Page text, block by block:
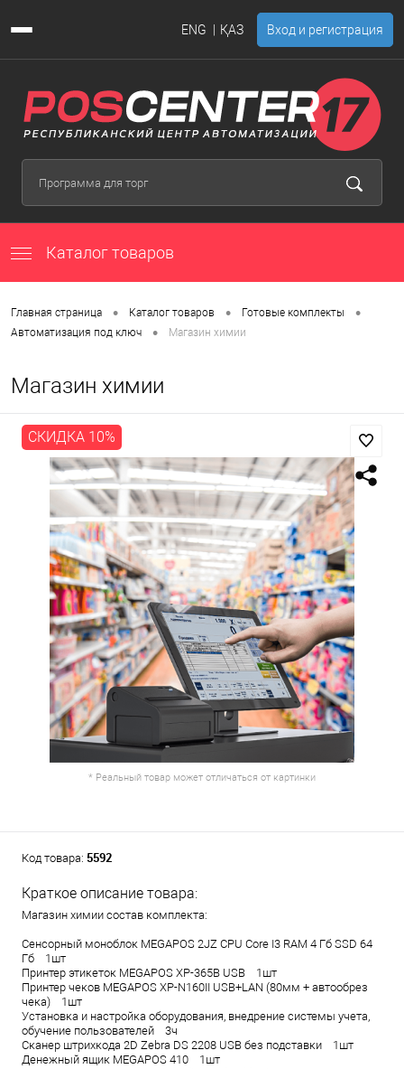
ENG ҚАЗ Вход и регистрация
Каталог товаров
Главная страница • Каталог товаров • Готовые комплекты •
Автоматизация под ключ • Магазин химии
Магазин химии
СКИДКА 10%
* Реальный товар может отличаться от картинки
Код товара: 5592
Краткое описание товара:
Магазин химии состав комплекта:
Сенсорный моноблок MEGAPOS 2JZ CPU Core I3 RAM 4 Гб SSD 64
Гб 1шт
Принтер этикеток MEGAPOS XP-365B USB 1шт
Принтер чеков MEGAPOS XP-N160II USB+LAN (80мм + автообрез
чека) 1шт
Установка и настройка оборудования, внедрение системы учета,
обучение пользователей 3ч
Сканер штрихкода 2D Zebra DS 2208 USB без подставки 1шт
Денежный ящик MEGAPOS 410 1шт